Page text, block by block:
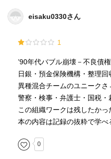
eisaku0330さん
1
’90年代バブル崩壊－不良債
日銀・預金保険機構・整理
異種混合チームのユニーク
警察・検事・弁護士・国税・
この組織ワークは残したかっ
本の内容は記録の抜粋で学べ
0